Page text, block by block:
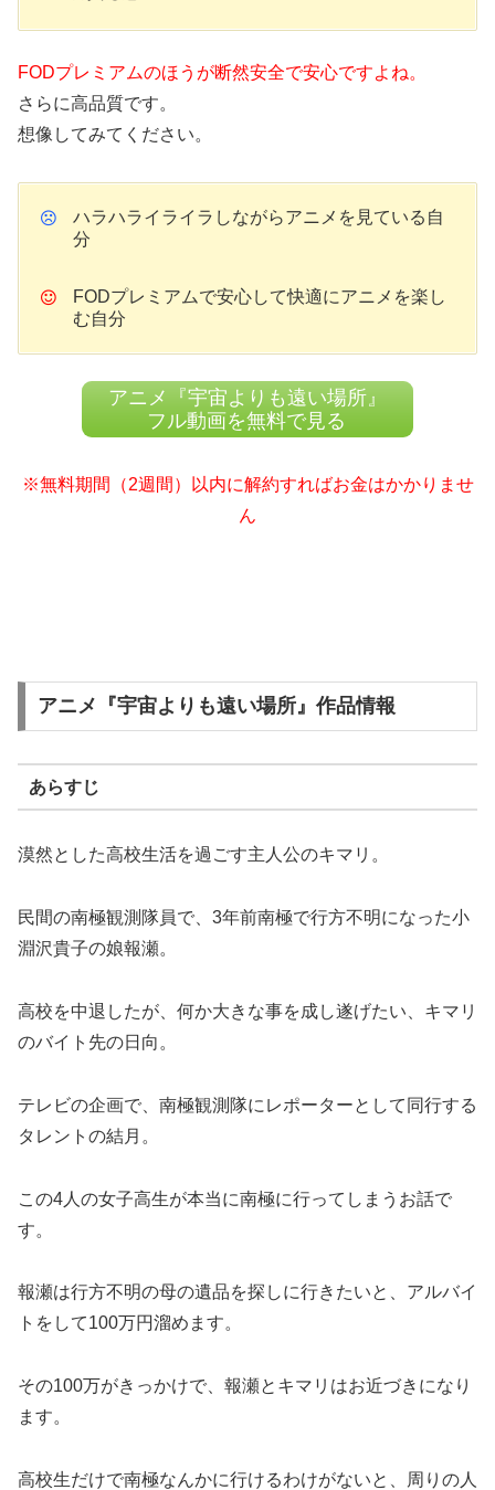
FODプレミアムのほうが断然安全で安心ですよね。
さらに高品質です。
想像してみてください。
ハラハライライラしながらアニメを見ている自
分
FODプレミアムで安心して快適にアニメを楽し
む自分
アニメ『宇宙よりも遠い場所』
フル動画を無料で見る
※無料期間（2週間）以内に解約すればお金はかかりませ
ん
アニメ『宇宙よりも遠い場所』作品情報
あらすじ
漠然とした高校生活を過ごす主人公のキマリ。
民間の南極観測隊員で、3年前南極で行方不明になった小
淵沢貴子の娘報瀬。
高校を中退したが、何か大きな事を成し遂げたい、キマリ
のバイト先の日向。
テレビの企画で、南極観測隊にレポーターとして同行する
タレントの結月。
この4人の女子高生が本当に南極に行ってしまうお話で
す。
報瀬は行方不明の母の遺品を探しに行きたいと、アルバイ
トをして100万円溜めます。
その100万がきっかけで、報瀬とキマリはお近づきになり
ます。
高校生だけで南極なんかに行けるわけがないと、周りの人